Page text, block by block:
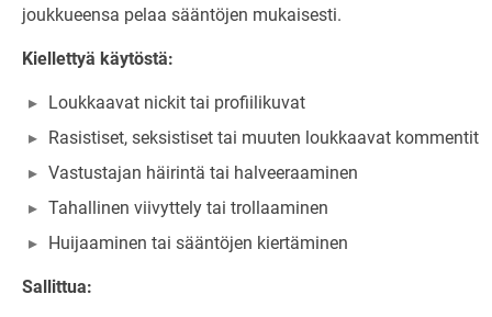
joukkueensa pelaa sääntöjen mukaisesti.
Kiellettyä käytöstä:
Loukkaavat nickit tai profiilikuvat
Rasistiset, seksistiset tai muuten loukkaavat kommentit
Vastustajan häirintä tai halveeraaminen
Tahallinen viivyttely tai trollaaminen
Huijaaminen tai sääntöjen kiertäminen
Sallittua: